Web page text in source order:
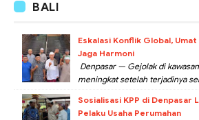
BALI
Eskalasi Konflik Global,
Jaga Harmoni
Denpasar — Gejolak di
meningkat setelah terjadinya
Sosialisasi KPP di Denpasar
Pelaku Usaha Perumahan